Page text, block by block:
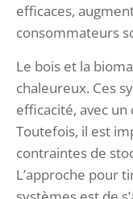
efficaces,
consommateurs
Le bois et la
chaleureux. Ces
efficacité, avec
Toutefois, il est
contraintes de
L’approche pour